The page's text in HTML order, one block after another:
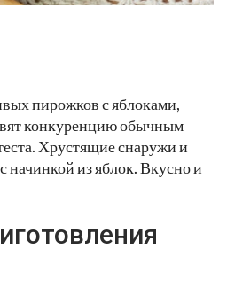
пирожков с яблоками,
конкуренцию обычным
Хрустящие снаружи и
начинкой из яблок. Вкусно и